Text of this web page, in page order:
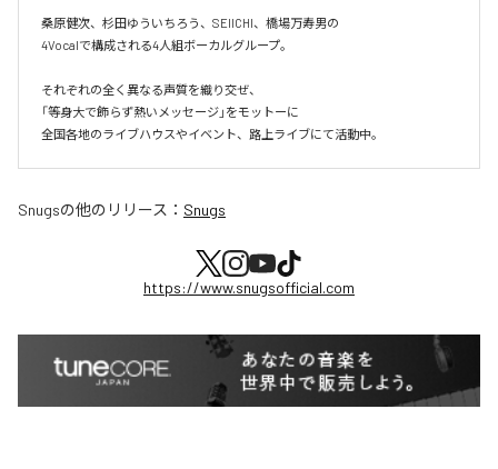
桑原健次、杉田ゆういちろう、SEIICHI、橋場万寿男の
4Vocalで構成される4人組ボーカルグループ。
それぞれの全く異なる声質を織り交ぜ、
「等身大で飾らず熱いメッセージ」をモットーに
全国各地のライブハウスやイベント、路上ライブにて活動中。
Snugsの他のリリース： Snugs
https://www.snugsofficial.com